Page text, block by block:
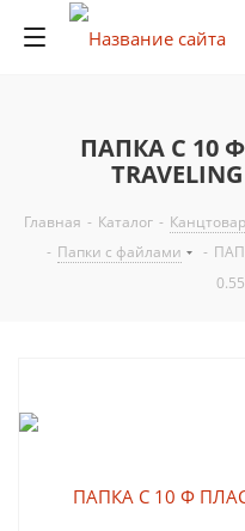
ПАПКА С 10
Главная - Каталог -
- Папки с файлами -